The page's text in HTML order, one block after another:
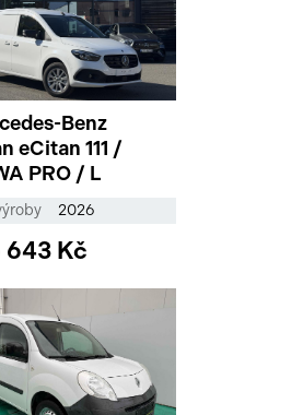
Benz
/
PRO / L
2026
643 Kč